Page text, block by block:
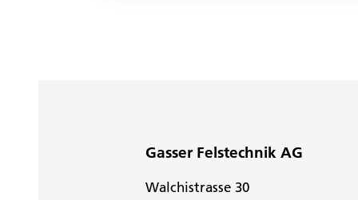
Gasser Felstechnik AG
Walchistrasse 30